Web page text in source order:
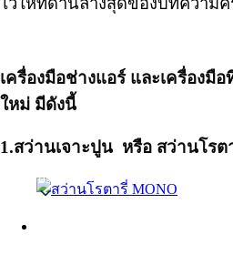
Thai
เครื่องมือช่างแอร์ และเครื่องมื
ใหม่ มีดังนี้
1.สว่านเจาะปูน หรือ สว่านโรต